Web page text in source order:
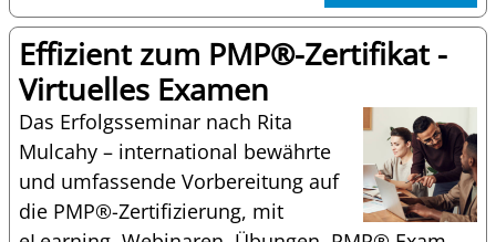
Effizient zum PMP®-Zertifikat -
Virtuelles Examen
Das Erfolgsseminar nach Rita
Mulcahy – international bewährte
und umfassende Vorbereitung auf
die PMP®-Zertifizierung, mit